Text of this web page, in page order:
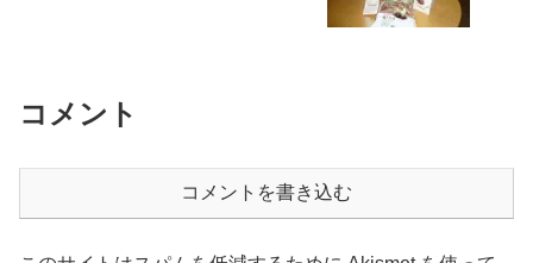
コメント
コメントを書き込む